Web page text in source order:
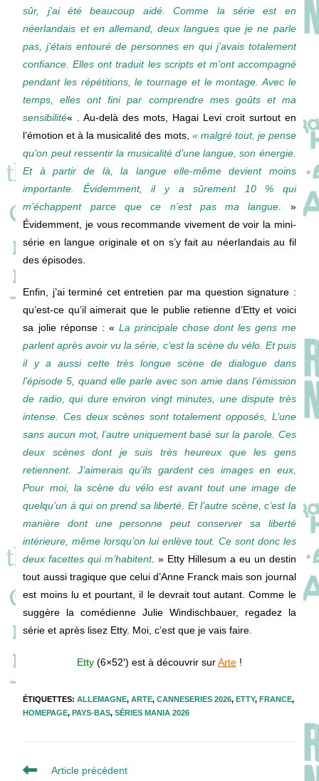
sûr, j’ai été beaucoup aidé. Comme la série est en
néerlandais et en allemand, deux langues que je ne parle
pas, j’étais entouré de personnes en qui j’avais totalement
confiance. Elles ont traduit les scripts et m’ont accompagné
pendant les répétitions, le tournage et le montage. Avec le
temps, elles ont fini par comprendre mes goûts et ma
sensibilité« . Au-delà des mots, Hagai Levi croit surtout en
l’émotion et à la musicalité des mots, « malgré tout, je pense
qu’on peut ressentir la musicalité d’une langue, son énergie.
Et à partir de là, la langue elle-même devient moins
importante. Évidemment, il y a sûrement 10 % qui
m’échappent parce que ce n’est pas ma langue.
»
Évidemment, je vous recommande vivement de voir la mini-
série en langue originale et on s’y fait au néerlandais au fil
des épisodes.
Enfin, j’ai terminé cet entretien par ma question signature :
qu’est-ce qu’il aimerait que le publie retienne d’Etty et voici
sa jolie réponse : « La principale chose dont les gens me
parlent après avoir vu la série, c’est la scène du vélo. Et puis
il y a aussi cette très longue scène de dialogue dans
l’épisode 5, quand elle parle avec son amie dans l’émission
de radio, qui dure environ vingt minutes, une dispute très
intense. Ces deux scènes sont totalement opposés, L’une
sans aucun mot, l’autre uniquement basé sur la parole. Ces
deux scènes dont je suis très heureux que les gens
retiennent. J’aimerais qu’ils gardent ces images en eux,
Pour moi, la scène du vélo est avant tout une image de
quelqu’un à qui on prend sa liberté. Et l’autre scène, c’est la
manière dont une personne peut conserver sa liberté
intérieure, même lorsqu’on lui enlève tout. Ce sont donc les
deux facettes qui m’habitent. » Etty Hillesum a eu un destin
tout aussi tragique que celui d’Anne Franck mais son journal
est moins lu et pourtant, il le devrait tout autant. Comme le
suggère la comédienne Julie Windischbauer, regadez la
série et après lisez Etty. Moi, c’est que je vais faire.
Etty (6×52′) est à découvrir surArte !
ÉTIQUETTES:ALLEMAGNE, ARTE, CANNESERIES 2026, ETTY, FRANCE,
HOMEPAGE, PAYS-BAS, SÉRIES MANIA 2026
Read
Article précédent